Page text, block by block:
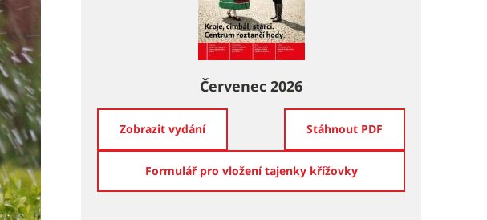
Červenec 2026
Zobrazit vydání Stáhnout PDF
Formulář pro vložení tajenky křížovky